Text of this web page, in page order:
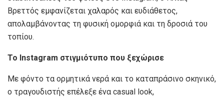
Βρεττός εμφανίζεται χαλαρός και ευδιάθετος,
απολαμβάνοντας τη φυσική ομορφιά και τη δροσιά του
τοπίου.
Το Instagram στιγμιότυπο που ξεχώρισε
Με φόντο τα ορμητικά νερά και το καταπράσινο σκηνικό,
ο τραγουδιστής επέλεξε ένα casual look,